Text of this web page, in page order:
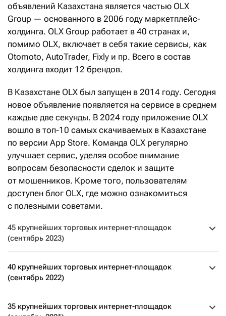
объявлений Казахстана является частью OLX
Group — основанного в 2006 году маркетплейс-
холдинга. OLX Group работает в 40 странах и,
помимо OLX, включает в себя такие сервисы, как
Otomoto, AutoTrader, Fixly и пр. Всего в состав
холдинга входит 12 брендов.
В Казахстане OLX был запущен в 2014 году. Сегодня
новое объявление появляется на сервисе в среднем
каждые две секунды. В 2024 году приложение OLX
вошло в топ-10 самых скачиваемых в Казахстане
по версии App Store. Команда OLX регулярно
улучшает сервис, уделяя особое внимание
вопросам безопасности сделок и защите
от мошенников. Кроме того, пользователям
доступен блог OLX, где можно ознакомиться
с полезными советами.
45 крупнейших торговых интернет-площадок
(сентябрь 2023)
40 крупнейших торговых интернет-площадок
(сентябрь 2022)
35 крупнейших торговых интернет-площадок